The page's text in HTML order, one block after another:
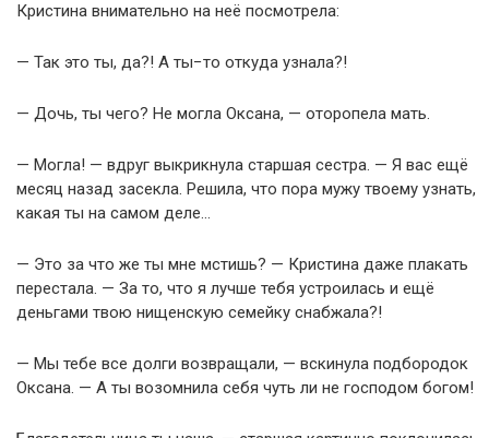
Кристина внимательно на неё посмотрела:
— Так это ты, да?! А ты−то откуда узнала?!
— Дочь, ты чего? Не могла Оксана, — оторопела мать.
— Могла! — вдруг выкрикнула старшая сестра. — Я вас ещё
месяц назад засекла. Решила, что пора мужу твоему узнать,
какая ты на самом деле…
— Это за что же ты мне мстишь? — Кристина даже плакать
перестала. — За то, что я лучше тебя устроилась и ещё
деньгами твою нищенскую семейку снабжала?!
— Мы тебе все долги возвращали, — вскинула подбородок
Оксана. — А ты возомнила себя чуть ли не господом богом!